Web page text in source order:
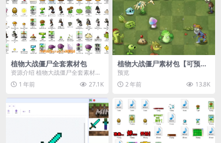
植物大战僵尸全套素材包
资源介绍 植物大战僵尸全套素材
包，包含227个丰富多样的素材，
涵盖角色、背景、动...
1 年前 27.1K
植物大战僵尸素材包【可预
览】
预览
2 年前
13.8K